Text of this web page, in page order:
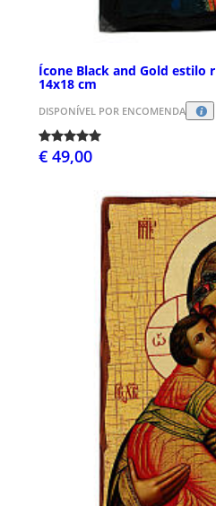
Ícone Black and Gold estilo
14x18 cm
DISPONÍVEL POR ENCOMENDA
€ 49,00